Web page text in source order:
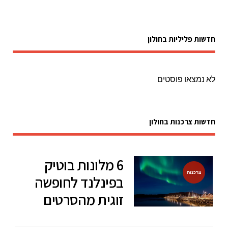
חדשות פליליות בחולון
לא נמצאו פוסטים
חדשות צרכנות בחולון
צרכנות
6 מלונות בוטיק
בפינלנד לחופשה
זוגית מהסרטים